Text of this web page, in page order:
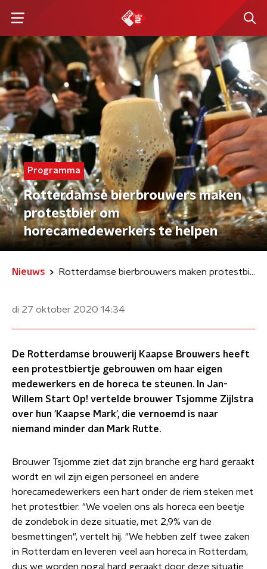
Programma
Rotterdamse bierbrouwers maken
protestbier om
horecamedewerkers te helpen
Nieuws Rotterdamse bierbrouwers maken protestbier om horecamedewerkers te helpen
di 27 oktober 2020 14:34
De Rotterdamse brouwerij Kaapse Brouwers heeft
een protestbiertje gebrouwen om haar eigen
medewerkers en de horeca te steunen. In Jan-
Willem Start Op! vertelde brouwer Tsjomme Zijlstra
over hun 'Kaapse Mark', die vernoemd is naar
niemand minder dan Mark Rutte.
Brouwer Tsjomme ziet dat zijn branche erg hard geraakt
wordt en wil zijn eigen personeel en andere
horecamedewerkers een hart onder de riem steken met
het protestbier. "We voelen ons als horeca een beetje
de zondebok in deze situatie, met 2,9% van de
besmettingen", vertelt hij. "We hebben zelf twee zaken
in Rotterdam en leveren veel aan horeca in Rotterdam,
dus we worden nogal hard geraakt door deze situatie